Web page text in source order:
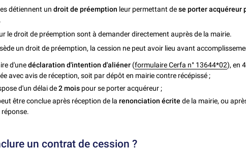
détiennent undroit de préemption leur permettant dese porter
le droit de préemption sont à demander directement auprès de la mairie.
un droit de préemption, la cession ne peut avoir lieu avant
d'unedéclaration d'intention d'aliéner (formulaire Cerfa n° 13644*02), en
avec avis de réception, soit par dépôt en mairie contre récépissé ;
d'un délai de2 mois pour se porter acquéreur ;
être conclue après réception de larenonciation écrite de la mairie, ou
un contrat de cession ?